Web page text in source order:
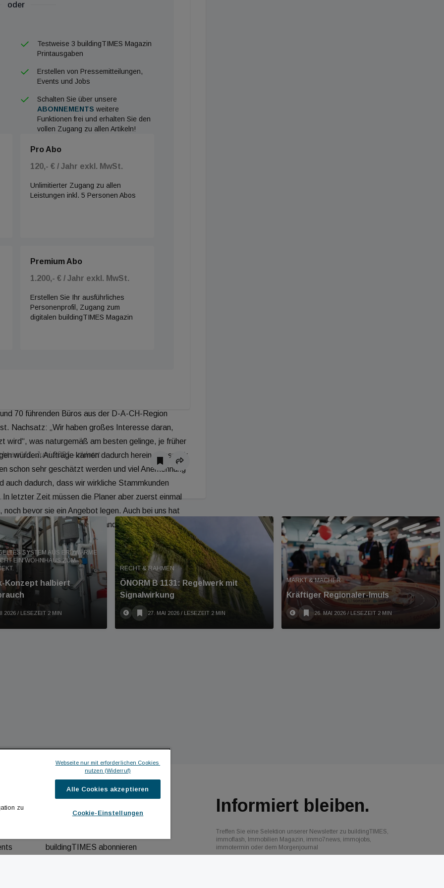
wimmer und partner), „weil hier ein völlig
man früher immer von einem Gang ausgegangen
Jahresumsatz, „2020 hat es allerdings
was mit nur sechs MitarbeiterInnen und
Pro-Kopf-Umsatz ergibt. „Wir versuchen, sehr
„Heuer wird es besser werden als 2020, aber
wie Installateure. Das sind sehr viele Ein- und Zwei-
des Architekten durch kluge Brandschutz-
Zugang. Brandschutz ist eine
ist Teil der Gebäudelehre. Und Ingenieur-
70 führenden Büros aus der D-A-CH-Region
Nachsatz: „Wir haben großes Interesse daran,
wird“, was naturgemäß am besten gelinge, je früher
würden. Aufträge kämen dadurch herein, „dass wir
schon sehr geschätzt werden und viel Anerkennung
auch dadurch, dass wir wirkliche Stammkunden
letzter Zeit müssen die Planer aber zuerst einmal
bevor sie ein Angebot legen. Auch bei uns hat
Monika Osterkorn und Alexander Kunz festgestellt.
oder
Testweise 3 buildingTIMES Magazin
Printausgaben
Erstellen von Pressemitteilungen,
Events und Jobs
Schalten Sie über unsere
ABONNEMENTS weitere
Funktionen frei und erhalten Sie den
vollen Zugang zu allen Artikeln!
Pro Abo
120,- € / Jahr exkl. MwSt.
Unlimitierter Zugang zu allen
Leistungen inkl. 5 Personen Abos
Premium Abo
1.200,- € / Jahr exkl. MwSt.
Erstellen Sie Ihr ausführliches
Personenprofil, Zugang zum
digitalen buildingTIMES Magazin
am 11. Juni 2021 - zuletzt
SYSTEM AUS ERDWÄRME
EIN WOHNHAUS ZUM
Konzept halbiert
2026 / LESEZEIT 2 MIN
RECHT & RAHMEN
ÖNORM B 1131: Regelwerk mit
Signalwirkung
27. MAI 2026 / LESEZEIT 2 MIN
MARKT & MACHER
Kräftiger Regionaler-Imuls
26. MAI 2026 / LESEZEIT 2 MIN
ICH MÖCHTE ...
buildingTIMES abonnieren
Informiert bleiben.
Treffen Sie eine Selektion unserer Newsletter zu buildingTIMES,
immoflash, Immobilien Magazin, immo7news, immojobs,
immotermin oder dem Morgenjournal
zu
Webseite nur mit erforderlichen Cookies
nutzen (Widerruf)
Alle Cookies akzeptieren
Cookie-Einstellungen